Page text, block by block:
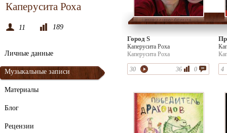
Каперусита Роха
11 189
Личные данные
Музыкальные записи
Материалы
Блог
Рецензии
Город S
Каперусита Роха
Каперусита Роха
30 0
36
4